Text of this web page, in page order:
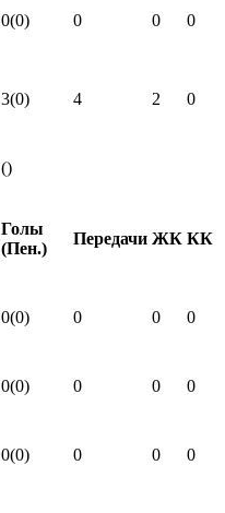
0(0) 0 0 0
3(0) 4 2 0
()
Голы
(Пен.)
Передачи ЖК КК
0(0) 0 0 0
0(0) 0 0 0
0(0) 0 0 0